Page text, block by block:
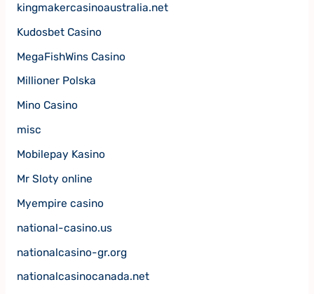
kingmakercasinoaustralia.net
Kudosbet Casino
MegaFishWins Casino
Millioner Polska
Mino Casino
misc
Mobilepay Kasino
Mr Sloty online
Myempire casino
national-casino.us
nationalcasino-gr.org
nationalcasinocanada.net